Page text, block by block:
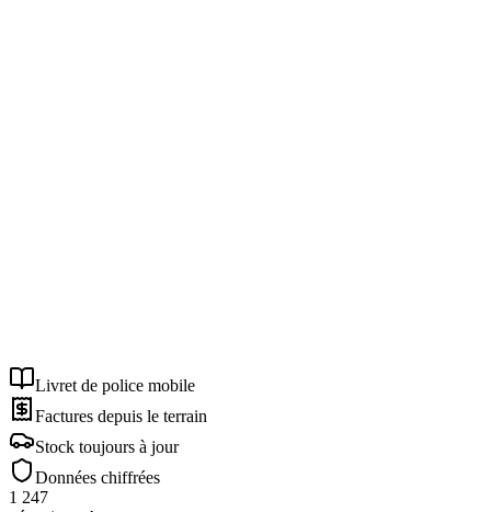
Livret de police mobile
Factures depuis le terrain
Stock toujours à jour
Données chiffrées
1 247